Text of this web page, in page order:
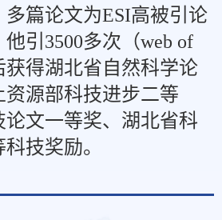
多篇论文为ESI高被引论
引3500多次（web of
获得湖北省自然科学论
源部科技进步二等
文一等奖、湖北省科
技奖励。